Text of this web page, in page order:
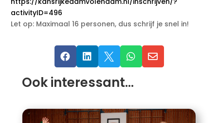
activityID=496
Let op: Maximaal 16 personen, dus schrijf je snel in!
    
Ook interessant…